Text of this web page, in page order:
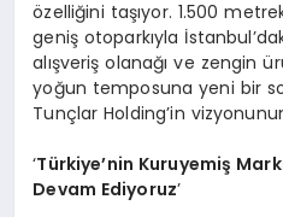
özelliğini taşıyor. 1.500
geniş otoparkıyla
alışveriş olanağı ve zengin
yoğun temposuna yeni bir
Tunçlar Holding’in
‘Türkiye’nin Kuruyemiş
Devam Ediyoruz’